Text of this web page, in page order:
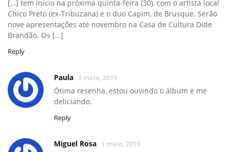
[…] tem início na próxima quinta-feira (30), com o artista local
Chico Preto (ex-Tribuzana) e o duo Capim, de Brusque. Serão
nove apresentações até novembro na Casa de Cultura Dide
Brandão. Os […]
Reply
Paula 3 maio, 2019
Ótima resenha, estou ouvindo o álbum e me
deliciando.
Reply
Miguel Rosa 1 maio, 2019